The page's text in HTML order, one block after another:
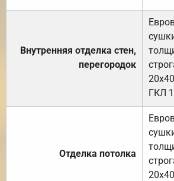
Внутренняя отделка стен,
перегородок
ГКЛ
Отделка потолка